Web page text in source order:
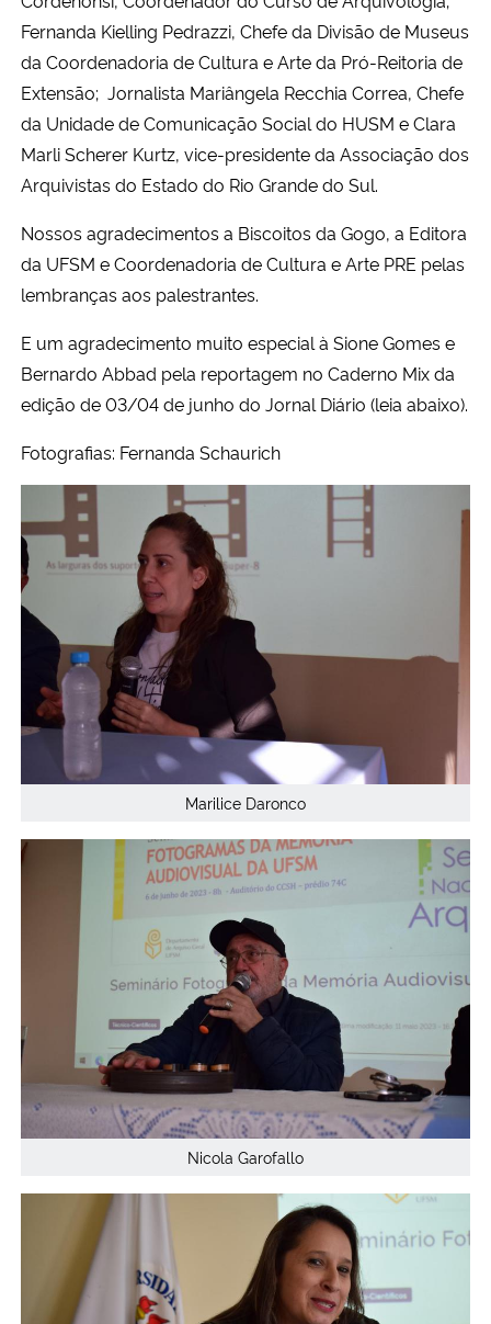
Fernanda Kielling Pedrazzi, Chefe da Divisão de Museus
da Coordenadoria de Cultura e Arte da Pró-Reitoria de
Extensão; Jornalista Mariângela Recchia Correa, Chefe
da Unidade de Comunicação Social do HUSM e Clara
Marli Scherer Kurtz, vice-presidente da Associação dos
Arquivistas do Estado do Rio Grande do Sul.
Nossos agradecimentos a Biscoitos da Gogo, a Editora
da UFSM e Coordenadoria de Cultura e Arte PRE pelas
lembranças aos palestrantes.
E um agradecimento muito especial à Sione Gomes e
Bernardo Abbad pela reportagem no Caderno Mix da
edição de 03/04 de junho do Jornal Diário (leia abaixo).
Fotografias: Fernanda Schaurich
Marilice Daronco
Nicola Garofallo